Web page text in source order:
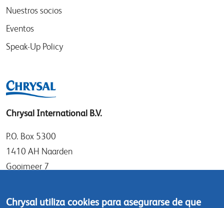
Nuestros socios
Eventos
Speak-Up Policy
Chrysal International B.V.
P.O. Box 5300
1410 AH Naarden
Gooimeer 7
The Netherlands
Chrysal utiliza cookies para asegurarse de que